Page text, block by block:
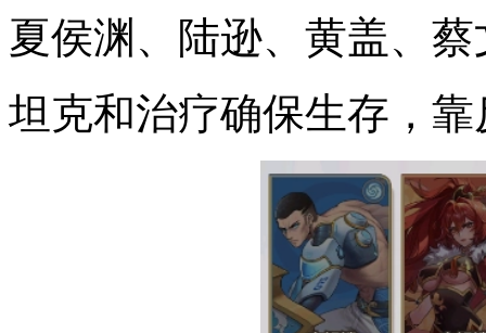
夏侯渊、陆逊、黄盖、蔡
坦克和治疗确保生存，